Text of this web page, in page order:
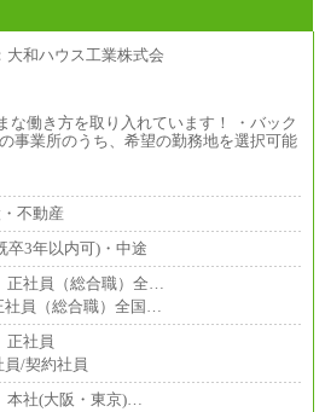
な働き方を取り入れています！ ・バック
事業所のうち、希望の勤務地を選択可能
不動産
卒3年以内可)・中途
正社員（総合職）全…
員（総合職）全国…
正社員
員/契約社員
本社(大阪・東京)…